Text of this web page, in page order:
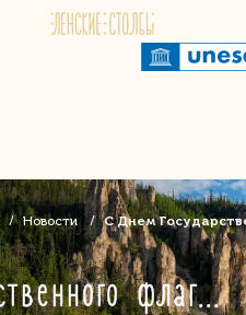
Новости С Днем
С Днем Государственного флага Республики Саха (Якутия)!